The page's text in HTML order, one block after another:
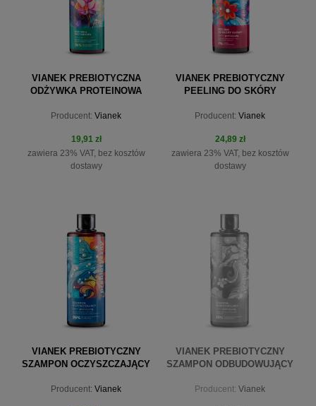
VIANEK PREBIOTYCZNA
ODŻYWKA PROTEINOWA
Producent: Vianek
19,91 zł
zawiera 23% VAT, bez kosztów
dostawy
do koszyka
VIANEK PREBIOTYCZNY
PEELING DO SKÓRY
Producent: Vianek
24,89 zł
zawiera 23% VAT, bez kosztów
dostawy
do koszyka
VIANEK PREBIOTYCZNY
SZAMPON OCZYSZCZAJĄCY
Producent: Vianek
VIANEK PREBIOTYCZNY
SZAMPON ODBUDOWUJĄCY
Producent: Vianek